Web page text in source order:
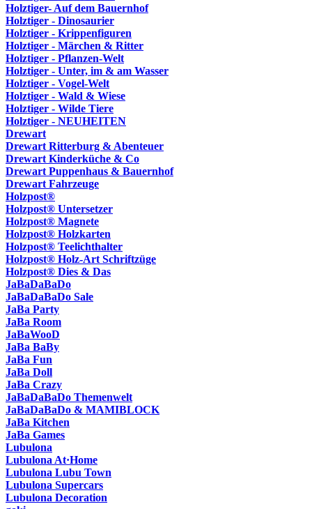
Holztiger- Auf dem Bauernhof
Holztiger - Dinosaurier
Holztiger - Krippenfiguren
Holztiger - Märchen & Ritter
Holztiger - Pflanzen-Welt
Holztiger - Unter, im & am Wasser
Holztiger - Vogel-Welt
Holztiger - Wald & Wiese
Holztiger - Wilde Tiere
Holztiger - NEUHEITEN
Drewart
Drewart Ritterburg & Abenteuer
Drewart Kinderküche & Co
Drewart Puppenhaus & Bauernhof
Drewart Fahrzeuge
Holzpost®
Holzpost® Untersetzer
Holzpost® Magnete
Holzpost® Holzkarten
Holzpost® Teelichthalter
Holzpost® Holz-Art Schriftzüge
Holzpost® Dies & Das
JaBaDaBaDo
JaBaDaBaDo Sale
JaBa Party
JaBa Room
JaBaWooD
JaBa BaBy
JaBa Fun
JaBa Doll
JaBa Crazy
JaBaDaBaDo Themenwelt
JaBaDaBaDo & MAMIBLOCK
JaBa Kitchen
JaBa Games
Lubulona
Lubulona At·Home
Lubulona Lubu Town
Lubulona Supercars
Lubulona Decoration